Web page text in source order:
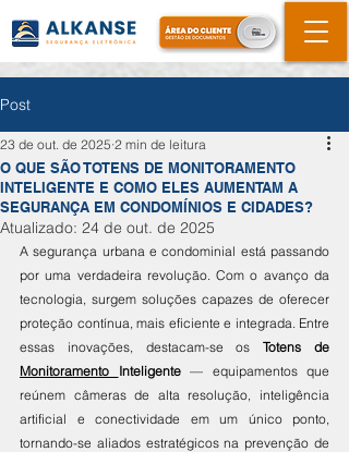
Post
O QUE SÃO TOTENS DE MONITORAMENTO
INTELIGENTE E COMO ELES AUMENTAM A
SEGURANÇA EM CONDOMÍNIOS E CIDADES?
23 de out. de 2025 2 min de leitura
Atualizado: 24 de out. de 2025
A segurança urbana e condominial está passando
por uma verdadeira revolução. Com o avanço da
tecnologia, surgem soluções capazes de oferecer
proteção contínua, mais eficiente e integrada. Entre
essas inovações, destacam-se os
Monitoramento
Inteligente — equipamentos que
reúnem câmeras de alta resolução, inteligência
artificial e conectividade em um único ponto,
tornando-se aliados estratégicos na prevenção de